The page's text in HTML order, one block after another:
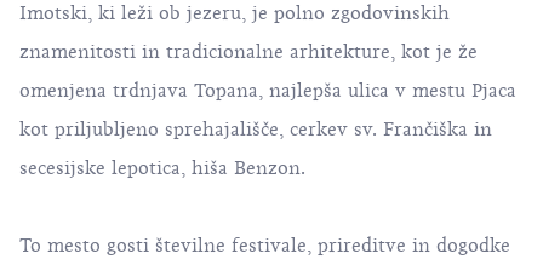
Imotski, ki leži ob jezeru, je polno zgodovinskih
znamenitosti in tradicionalne arhitekture, kot je že
omenjena trdnjava Topana, najlepša ulica v mestu Pjaca
kot priljubljeno sprehajališče, cerkev sv. Frančiška in
secesijske lepotica, hiša Benzon.
To mesto gosti številne festivale, prireditve in dogodke